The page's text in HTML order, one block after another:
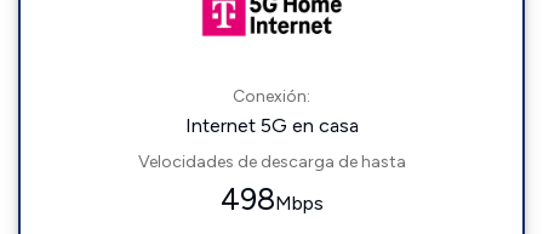
Conexión:
Internet 5G en casa
Velocidades de descarga de hasta
498Mbps